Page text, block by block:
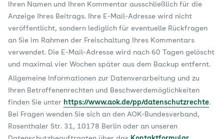
Ihren Namen und Ihren Kommentar ausschließlich für die
Anzeige Ihres Beitrags. Ihre E-Mail-Adresse wird nicht
veröffentlicht, sondern lediglich für eventuelle Rückfragen
an Sie im Rahmen der Freischaltung Ihres Kommentars
verwendet. Die E-Mail-Adresse wird nach 60 Tagen gelöscht
und maximal vier Wochen später aus dem Backup entfernt.
Allgemeine Informationen zur Datenverarbeitung und zu
Ihren Betroffenenrechten und Beschwerdemöglichkeiten
finden Sie unter https://www.aok.de/pp/datenschutzrechte.
Bei Fragen wenden Sie sich an den AOK-Bundesverband,
Rosenthaler Str. 31, 10178 Berlin oder an unseren